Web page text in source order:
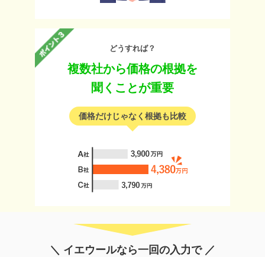
どうすれば？
複数社から価格の根拠を
聞くことが重要
価格だけじゃなく根拠も比較
＼ イエウールなら一回の入力で ／